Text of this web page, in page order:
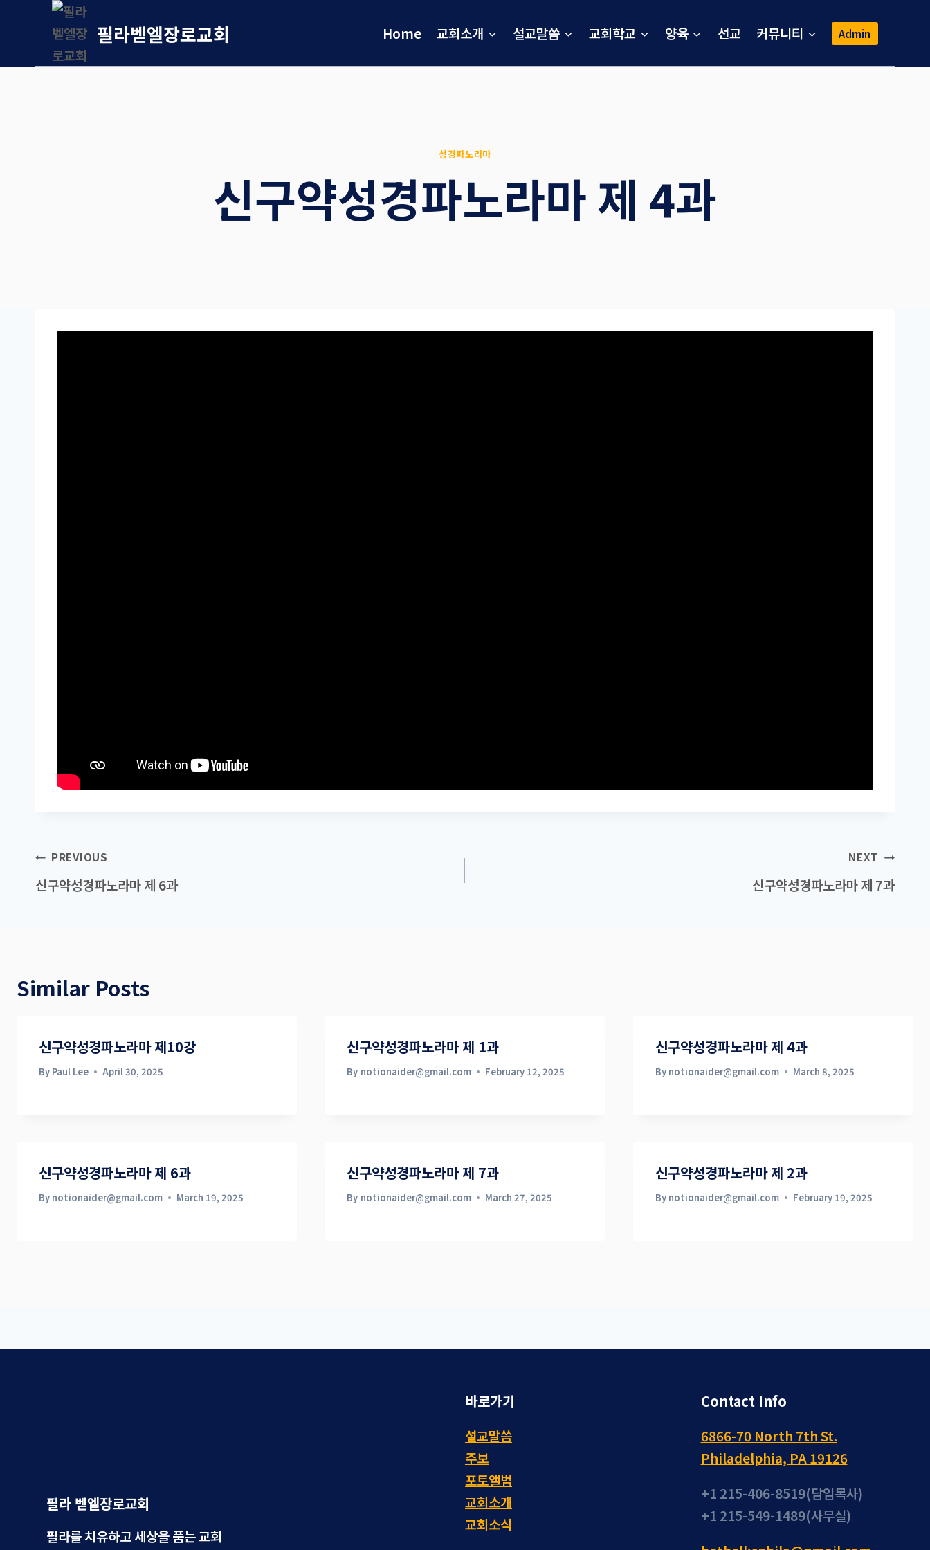
필라벧엘장로교회 Home 교회소개 설교말씀 교회학교 양육 선교 커뮤니티 Admin
성경파노라마
신구약성경파노라마 제 4과
Post
navigation
PREVIOUS
신구약성경파노라마 제 6과
NEXT
신구약성경파노라마 제 7과
Similar Posts
신구약성경파노라마 제10강
By Paul Lee April 30, 2025
신구약성경파노라마 제 1과
By notionaider@gmail.com February 12, 2025
신구약성경파노라마 제 4과
By notionaider@gmail.com March 8, 2025
신구약성경파노라마 제 6과
By notionaider@gmail.com March 19, 2025
신구약성경파노라마 제 7과
By notionaider@gmail.com March 27, 2025
신구약성경파노라마 제 2과
By notionaider@gmail.com February 19, 2025
필라 벧엘장로교회
필라를 치유하고 세상을 품는 교회
바로가기
설교말씀
주보
포토앨범
교회소개
교회소식
Contact Info
6866-70 North 7th St.
Philadelphia, PA 19126
+1 215-406-8519(담임목사)
+1 215-549-1489(사무실)